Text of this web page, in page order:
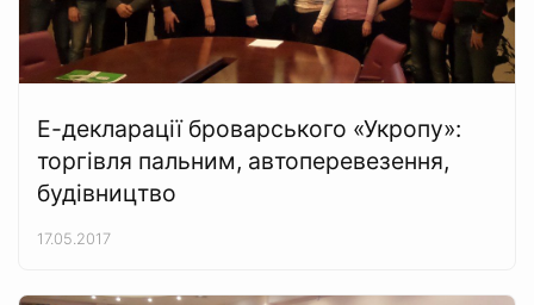
Е-декларації броварського «Укропу»:
торгівля пальним, автоперевезення,
будівництво
17.05.2017